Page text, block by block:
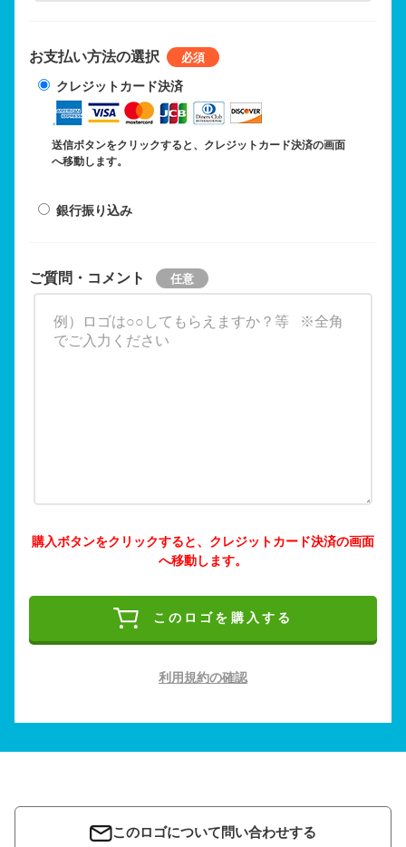
お支払い方法の選択
クレジットカード決済
送信ボタンをクリックすると、クレジットカード決済の画面
へ移動します。
銀行振り込み
ご質問・コメント
購入ボタンをクリックすると、クレジットカード決済の画面
へ移動します。
このロゴを購入する
利用規約の確認
このロゴについて問い合わせする